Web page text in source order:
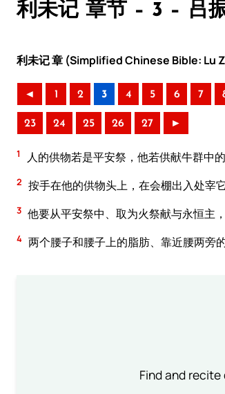
利未记 章节 – 3 – 吕
利未记 章 (Simplified Chinese Bible: Lu
◄ 1 2 3 4 5 6 7
23 24 25 26 27 ►
1 人的供物若是平安祭，他若供献牛群中
2 按手在他的供物头上，在会棚出入处宰
3 他要从平安祭中、取为火祭献与永恒主
4 两个腰子和腰子上的脂肪、靠近腰两旁
Find and